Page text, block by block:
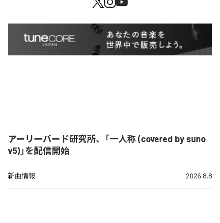
アーリーバード研究所、「一人称 (covered by suno
v5)」を配信開始
新曲情報 2026.8.8